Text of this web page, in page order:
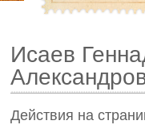
Исаев
Действия на